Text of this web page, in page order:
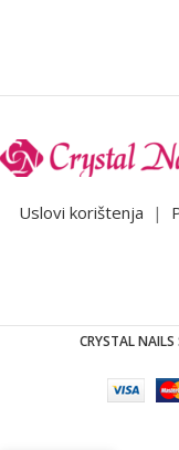
Uslovi korištenja |
CRYSTAL NAILS